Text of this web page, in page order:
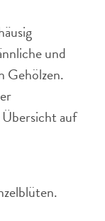
und
Gehölzen.
auf